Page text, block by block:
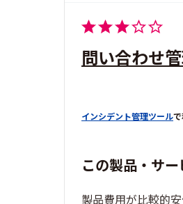
問い合わせ
インシデント管理ツール
この製品・サ
製品費用が比較的